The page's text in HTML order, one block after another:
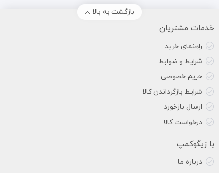
بازگشت به بالا
خدمات مشتریان
راهنمای خرید
شرایط و ضوابط
حریم خصوصی
شرایط بازگرداندن کالا
ارسال بازخورد
درخواست کالا
با زیگوکمپ
درباره ما